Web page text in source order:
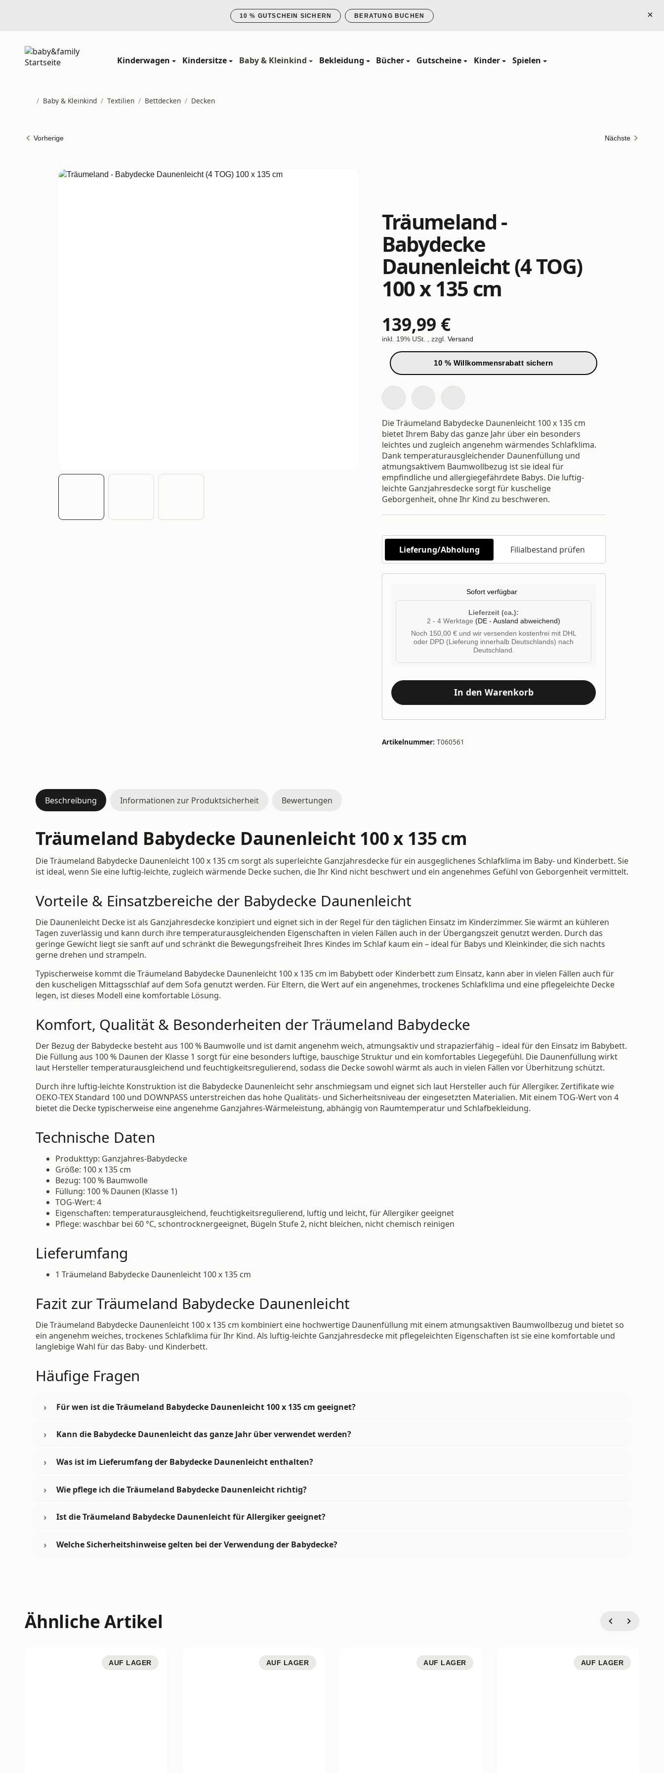
10 % GUTSCHEIN SICHERN BERATUNG BUCHEN ×
Kinderwagen Kindersitze Baby & Kleinkind Bekleidung Bücher Gutscheine Kinder Spielen
/ Baby & Kleinkind / Textilien / Bettdecken / Decken
Vorherige Nächste
Träumeland -
Babydecke
Daunenleicht (4 TOG)
100 x 135 cm
139,99 €
inkl. 19% USt. , zzgl. Versand
10 % Willkommensrabatt sichern
Die Träumeland Babydecke Daunenleicht 100 x 135 cm
bietet Ihrem Baby das ganze Jahr über ein besonders
leichtes und zugleich angenehm wärmendes Schlafklima.
Dank temperaturausgleichender Daunenfüllung und
atmungsaktivem Baumwollbezug ist sie ideal für
empfindliche und allergiegefährdete Babys. Die luftig-
leichte Ganzjahresdecke sorgt für kuschelige
Geborgenheit, ohne Ihr Kind zu beschweren.
Lieferung/Abholung Filialbestand prüfen
Sofort verfügbar
Lieferzeit (ca.):
2 - 4 Werktage (DE - Ausland abweichend)
Noch 150,00 € und wir versenden kostenfrei mit DHL
oder DPD (Lieferung innerhalb Deutschlands) nach
Deutschland.
In den Warenkorb
Artikelnummer: T060561
Beschreibung Informationen zur Produktsicherheit Bewertungen
Träumeland Babydecke Daunenleicht 100 x 135 cm
Die Träumeland Babydecke Daunenleicht 100 x 135 cm sorgt als superleichte Ganzjahresdecke für ein ausgeglichenes Schlafklima im Baby- und Kinderbett. Sie
ist ideal, wenn Sie eine luftig-leichte, zugleich wärmende Decke suchen, die Ihr Kind nicht beschwert und ein angenehmes Gefühl von Geborgenheit vermittelt.
Vorteile & Einsatzbereiche der Babydecke Daunenleicht
Die Daunenleicht Decke ist als Ganzjahresdecke konzipiert und eignet sich in der Regel für den täglichen Einsatz im Kinderzimmer. Sie wärmt an kühleren
Tagen zuverlässig und kann durch ihre temperaturausgleichenden Eigenschaften in vielen Fällen auch in der Übergangszeit genutzt werden. Durch das
geringe Gewicht liegt sie sanft auf und schränkt die Bewegungsfreiheit Ihres Kindes im Schlaf kaum ein – ideal für Babys und Kleinkinder, die sich nachts
gerne drehen und strampeln.
Typischerweise kommt die Träumeland Babydecke Daunenleicht 100 x 135 cm im Babybett oder Kinderbett zum Einsatz, kann aber in vielen Fällen auch für
den kuscheligen Mittagsschlaf auf dem Sofa genutzt werden. Für Eltern, die Wert auf ein angenehmes, trockenes Schlafklima und eine pflegeleichte Decke
legen, ist dieses Modell eine komfortable Lösung.
Komfort, Qualität & Besonderheiten der Träumeland Babydecke
Der Bezug der Babydecke besteht aus 100 % Baumwolle und ist damit angenehm weich, atmungsaktiv und strapazierfähig – ideal für den Einsatz im Babybett.
Die Füllung aus 100 % Daunen der Klasse 1 sorgt für eine besonders luftige, bauschige Struktur und ein komfortables Liegegefühl. Die Daunenfüllung wirkt
laut Hersteller temperaturausgleichend und feuchtigkeitsregulierend, sodass die Decke sowohl wärmt als auch in vielen Fällen vor Überhitzung schützt.
Durch ihre luftig-leichte Konstruktion ist die Babydecke Daunenleicht sehr anschmiegsam und eignet sich laut Hersteller auch für Allergiker. Zertifikate wie
OEKO-TEX Standard 100 und DOWNPASS unterstreichen das hohe Qualitäts- und Sicherheitsniveau der eingesetzten Materialien. Mit einem TOG-Wert von 4
bietet die Decke typischerweise eine angenehme Ganzjahres-Wärmeleistung, abhängig von Raumtemperatur und Schlafbekleidung.
Technische Daten
Produkttyp: Ganzjahres-Babydecke
Größe: 100 x 135 cm
Bezug: 100 % Baumwolle
Füllung: 100 % Daunen (Klasse 1)
TOG-Wert: 4
Eigenschaften: temperaturausgleichend, feuchtigkeitsregulierend, luftig und leicht, für Allergiker geeignet
Pflege: waschbar bei 60 °C, schontrocknergeeignet, Bügeln Stufe 2, nicht bleichen, nicht chemisch reinigen
Lieferumfang
1 Träumeland Babydecke Daunenleicht 100 x 135 cm
Fazit zur Träumeland Babydecke Daunenleicht
Die Träumeland Babydecke Daunenleicht 100 x 135 cm kombiniert eine hochwertige Daunenfüllung mit einem atmungsaktiven Baumwollbezug und bietet so
ein angenehm weiches, trockenes Schlafklima für Ihr Kind. Als luftig-leichte Ganzjahresdecke mit pflegeleichten Eigenschaften ist sie eine komfortable und
langlebige Wahl für das Baby- und Kinderbett.
Häufige Fragen
Für wen ist die Träumeland Babydecke Daunenleicht 100 x 135 cm geeignet?
Kann die Babydecke Daunenleicht das ganze Jahr über verwendet werden?
Was ist im Lieferumfang der Babydecke Daunenleicht enthalten?
Wie pflege ich die Träumeland Babydecke Daunenleicht richtig?
Ist die Träumeland Babydecke Daunenleicht für Allergiker geeignet?
Welche Sicherheitshinweise gelten bei der Verwendung der Babydecke?
Ähnliche Artikel
AUF LAGER AUF LAGER AUF LAGER AUF LAGER